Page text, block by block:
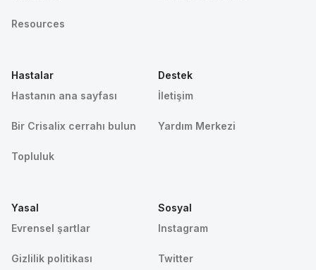
Resources
Hastalar
Hastanın ana sayfası
Bir Crisalix cerrahı bulun
Topluluk
Destek
İletişim
Yardım Merkezi
Yasal
Evrensel şartlar
Gizlilik politikası
Sosyal
Instagram
Twitter